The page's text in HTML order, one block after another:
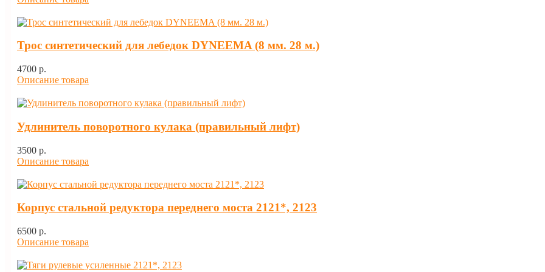
Трос синтетический для лебедок DYNEEMA (8 мм. 28 м.)
4700 p.
Описание товара
Удлинитель поворотного кулака (правильный лифт)
3500 p.
Описание товара
Корпус стальной редуктора переднего моста 2121*, 2123
6500 p.
Описание товара